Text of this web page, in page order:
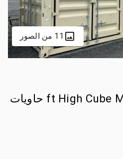
11 من الصور
2026 40 ft High Cube Multi-Door حاويات